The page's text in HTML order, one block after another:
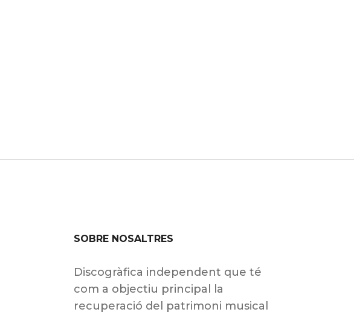
SOBRE NOSALTRES
Discogràfica independent que té
com a objectiu principal la
recuperació del patrimoni musical